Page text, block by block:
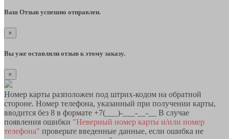
Ваш Отзыв успешно отправлен.
×
Вы уже оставляли отзыв к этому заказу.
×
Номер карты разположен под штрих-кодом на обратной
стороне. Номер телефона, указанный при получении карты,
вводится без 8 в формате +7(___)-___-__-__ В случае
появления ошибки "Неверный номер карты и/или номер
телефона" проверьте введенные данные, если ошибка не